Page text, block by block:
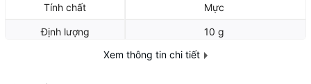
Tính chất Mực
Định lượng
10 g
Xem thông tin chi tiết